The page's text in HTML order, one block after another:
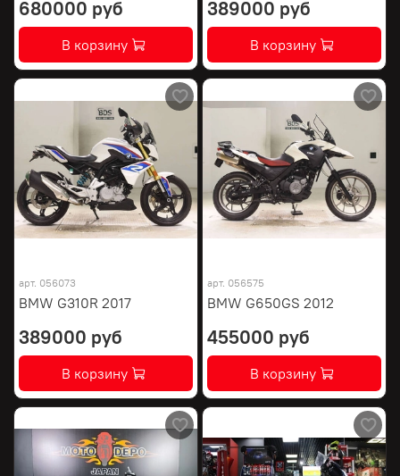
680000 руб
В корзину
389000 руб
В корзину
арт. 056073
BMW G310R 2017
389000 руб
В корзину
арт. 056575
BMW G650GS 2012
455000 руб
В корзину